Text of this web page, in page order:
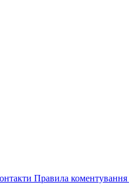
Правила коментування